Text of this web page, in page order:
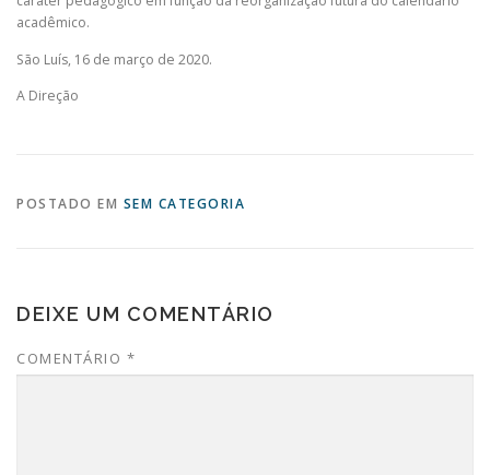
acadêmico.
São Luís, 16 de março de 2020.
A Direção
POSTADO EM SEM CATEGORIA
DEIXE UM COMENTÁRIO
COMENTÁRIO *